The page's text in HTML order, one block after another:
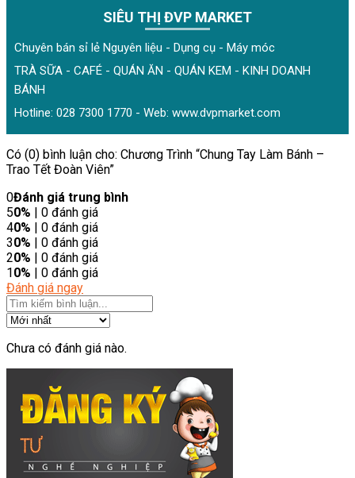
SIÊU THỊ ĐVP MARKET
Chuyên bán sỉ lẻ Nguyên liệu - Dụng cụ - Máy móc
TRÀ SỮA - CAFÉ - QUÁN ĂN - QUÁN KEM - KINH DOANH
BÁNH
Hotline: 028 7300 1770 - Web: www.dvpmarket.com
Có (0) bình luận cho: Chương Trình “Chung Tay Làm Bánh –
Trao Tết Đoàn Viên”
0Đánh giá trung bình
50% | 0 đánh giá
40% | 0 đánh giá
30% | 0 đánh giá
20% | 0 đánh giá
1 0% | 0 đánh giá
Đánh giá ngay
Chưa có đánh giá nào.